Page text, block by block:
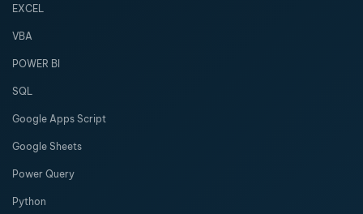
EXCEL
VBA
POWER BI
SQL
Google Apps Script
Google Sheets
Power Query
Python